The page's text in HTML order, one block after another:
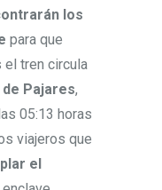
los
para que
el tren circula
Pajares,
05:13 horas
viajeros que
el